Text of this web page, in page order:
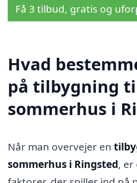
Få 3 tilbud, gratis og
Hvad
på tilbygning
sommerhus i
Når man overvejer en
sommerhus i Ringsted, er